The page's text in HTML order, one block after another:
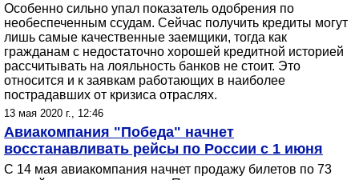
Особенно сильно упал показатель одобрения по
необеспеченным ссудам. Сейчас получить кредиты могут
лишь самые качественные заемщики, тогда как
гражданам с недостаточно хорошей кредитной историей
рассчитывать на лояльность банков не стоит. Это
относится и к заявкам работающих в наиболее
пострадавших от кризиса отраслях.
13 мая 2020 г., 12:46
Авиакомпания "Победа" начнет
восстанавливать рейсы по России с 1 июня
С 14 мая авиакомпания начнет продажу билетов по 73